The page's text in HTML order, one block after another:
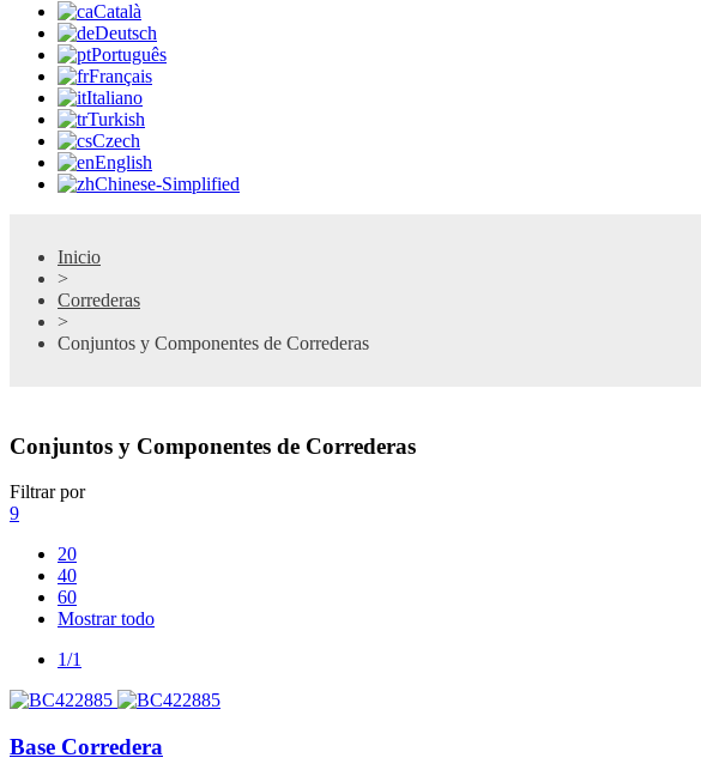
Català
Deutsch
Português
Français
Italiano
Turkish
Czech
English
Chinese-Simplified
Inicio
>
Correderas
>
Conjuntos y Componentes de Correderas
Conjuntos y Componentes de Correderas
Filtrar por
9
20
40
60
Mostrar todo
1/1
Base Corredera